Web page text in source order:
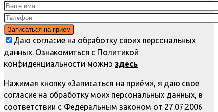
Даю согласие на обработку своих персональных
данных. Ознакомиться с Политикой
конфиденциальности можно здесь
Нажимая кнопку «Записаться на приём», я даю свое
согласие на обработку моих персональных данных, в
соответствии с Федеральным законом от 27.07.2006